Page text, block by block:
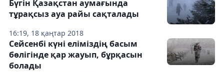
16:19, 18 қаңтар 2018
Бүгін Қазақстан аумағында
тұрақсыз ауа райы сақталады
Сейсенбі күні еліміздің басым
бөлігінде қар жауып, бұрқасын
болады